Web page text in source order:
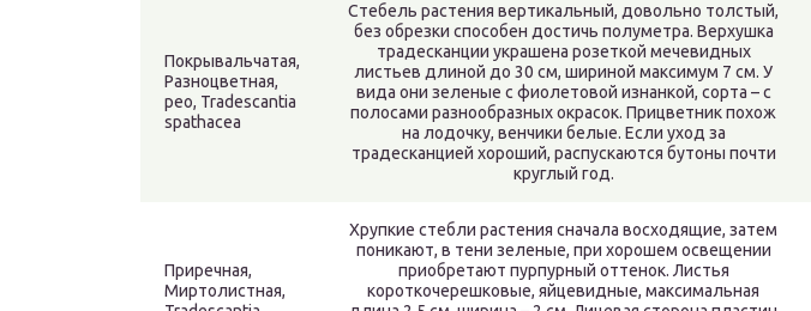
Покрывальчатая,
Разноцветная,
рео, Tradescantia
spathacea
Стебель растения вертикальный, довольно толстый,
без обрезки способен достичь полуметра. Верхушка
традесканции украшена розеткой мечевидных
листьев длиной до 30 см, шириной максимум 7 см. У
вида они зеленые с фиолетовой изнанкой, сорта – с
полосами разнообразных окрасок. Прицветник похож
на лодочку, венчики белые. Если уход за
традесканцией хороший, распускаются бутоны почти
круглый год.
Приречная,
Миртолистная,
Хрупкие стебли растения сначала восходящие, затем
поникают, в тени зеленые, при хорошем освещении
приобретают пурпурный оттенок. Листья
короткочерешковые, яйцевидные, максимальная